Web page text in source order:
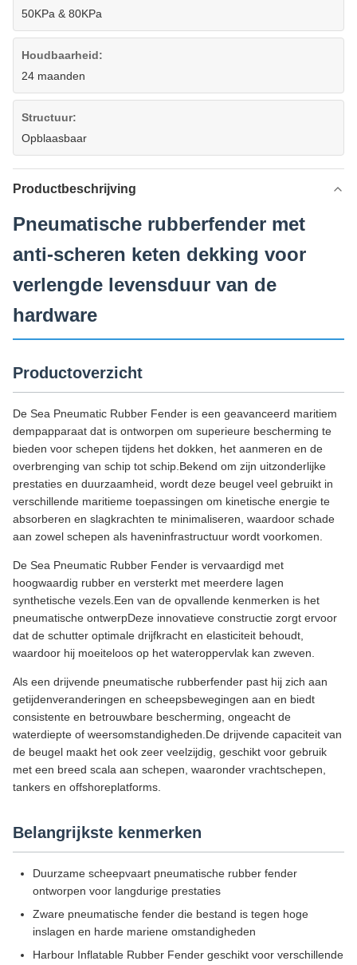
50KPa & 80KPa
Houdbaarheid:
24 maanden
Structuur:
Opblaasbaar
Productbeschrijving
Pneumatische rubberfender met
anti-scheren keten dekking voor
verlengde levensduur van de
hardware
Productoverzicht
De Sea Pneumatic Rubber Fender is een geavanceerd maritiem
dempapparaat dat is ontworpen om superieure bescherming te
bieden voor schepen tijdens het dokken, het aanmeren en de
overbrenging van schip tot schip.Bekend om zijn uitzonderlijke
prestaties en duurzaamheid, wordt deze beugel veel gebruikt in
verschillende maritieme toepassingen om kinetische energie te
absorberen en slagkrachten te minimaliseren, waardoor schade
aan zowel schepen als haveninfrastructuur wordt voorkomen.
De Sea Pneumatic Rubber Fender is vervaardigd met
hoogwaardig rubber en versterkt met meerdere lagen
synthetische vezels.Een van de opvallende kenmerken is het
pneumatische ontwerpDeze innovatieve constructie zorgt ervoor
dat de schutter optimale drijfkracht en elasticiteit behoudt,
waardoor hij moeiteloos op het wateroppervlak kan zweven.
Als een drijvende pneumatische rubberfender past hij zich aan
getijdenveranderingen en scheepsbewegingen aan en biedt
consistente en betrouwbare bescherming, ongeacht de
waterdiepte of weersomstandigheden.De drijvende capaciteit van
de beugel maakt het ook zeer veelzijdig, geschikt voor gebruik
met een breed scala aan schepen, waaronder vrachtschepen,
tankers en offshoreplatforms.
Belangrijkste kenmerken
Duurzame scheepvaart pneumatische rubber fender
ontworpen voor langdurige prestaties
Zware pneumatische fender die bestand is tegen hoge
inslagen en harde mariene omstandigheden
Harbour Inflatable Rubber Fender geschikt voor verschillende